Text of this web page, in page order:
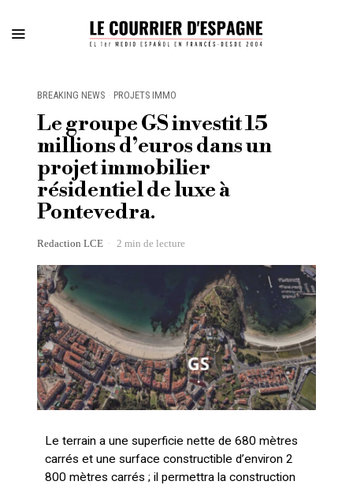
BREAKING NEWS · PROJETS IMMO
Le groupe GS investit 15
millions d’euros dans un
projet immobilier
résidentiel de luxe à
Pontevedra.
Redaction LCE 2 min de lecture
Le terrain a une superficie nette de 680 mètres
carrés et une surface constructible d’environ 2
800 mètres carrés ; il permettra la construction